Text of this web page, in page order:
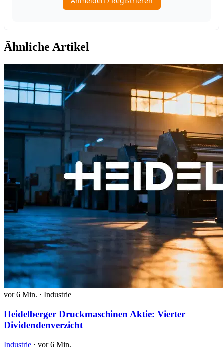
Ähnliche Artikel
vor 6 Min. · Industrie
Heidelberger Druckmaschinen Aktie: Vierter
Dividendenverzicht
Industrie · vor 6 Min.